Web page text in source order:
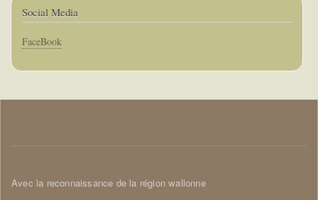
Social Media
Corps
FaceBook
Corps
Avec la reconnaissance de la région wallonne